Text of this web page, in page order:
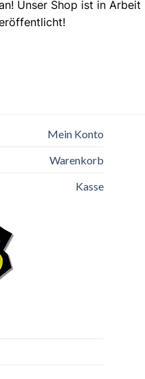
Unser Shop ist in Arbeit
Mein Konto
Warenkorb
Kasse